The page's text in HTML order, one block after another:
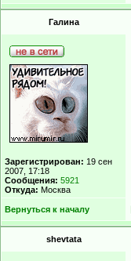
Гaлинa
Зарегистрирован: 19 сен
2007, 17:18
Сообщения: 5921
Откуда: Москва
Вернуться к началу
shevtata